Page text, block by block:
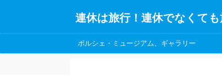
連休は旅行！連休でなくて
ポルシェ・ミュージアム、ギャラリー